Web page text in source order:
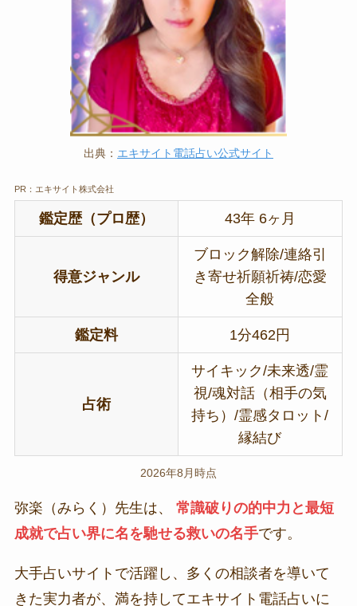
出典： エキサイト電話占い公式サイト
PR：エキサイト株式会社
鑑定歴（プロ歴） 43年 6ヶ月
得意ジャンル
ブロック解除/連絡引
き寄せ祈願祈祷/恋愛
全般
鑑定料 1分462円
占術
サイキック/未来透/霊
視/魂対話（相手の気
持ち）/霊感タロット/
縁結び
2026年8月時点
弥楽（みらく）先生は、 常識破りの的中力と最短
成就で占い界に名を馳せる救いの名手です。
大手占いサイトで活躍し、多くの相談者を導いて
きた実力者が、満を持してエキサイト電話占いに